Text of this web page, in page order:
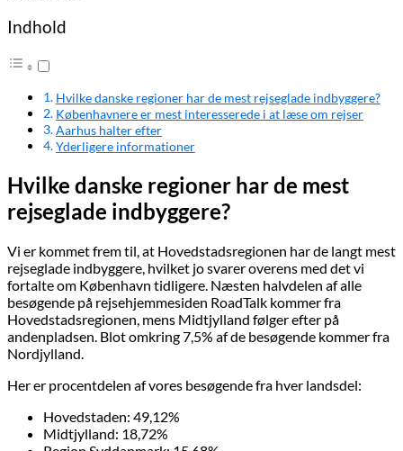
Indhold
Hvilke danske regioner har de mest rejseglade indbyggere?
Københavnere er mest interesserede i at læse om rejser
Aarhus halter efter
Yderligere informationer
Hvilke danske regioner har de mest
rejseglade indbyggere?
Vi er kommet frem til, at Hovedstadsregionen har de langt mest
rejseglade indbyggere, hvilket jo svarer overens med det vi
fortalte om København tidligere. Næsten halvdelen af alle
besøgende på rejsehjemmesiden RoadTalk kommer fra
Hovedstadsregionen, mens Midtjylland følger efter på
andenpladsen. Blot omkring 7,5% af de besøgende kommer fra
Nordjylland.
Her er procentdelen af vores besøgende fra hver landsdel:
Hovedstaden: 49,12%
Midtjylland: 18,72%